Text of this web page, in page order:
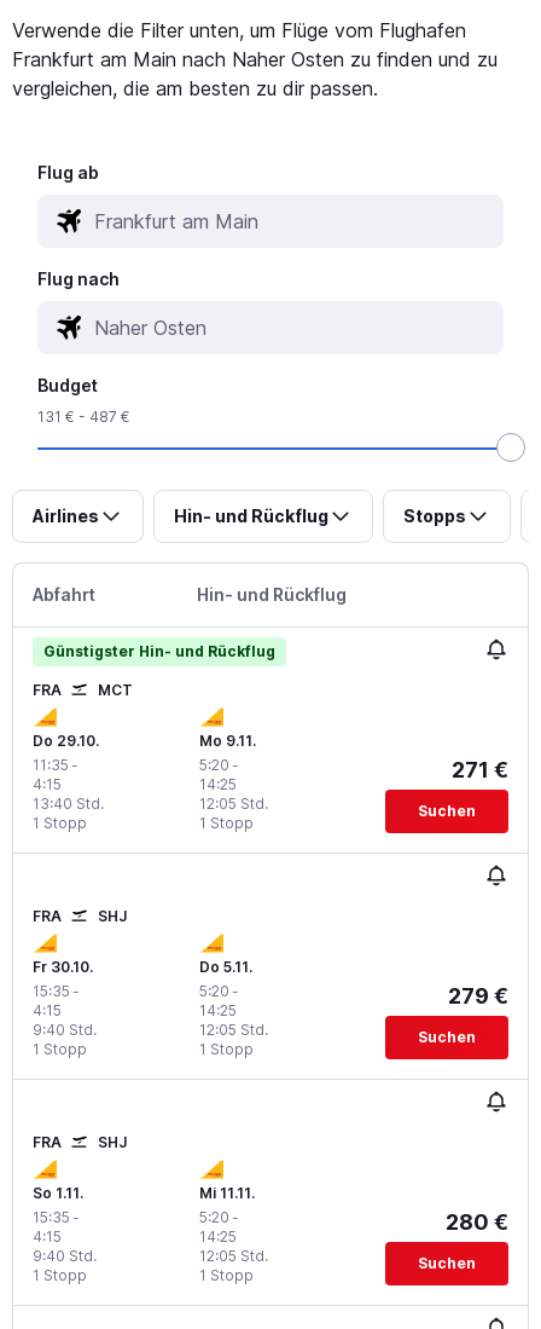
Verwende die Filter unten, um Flüge vom Flughafen
Frankfurt am Main nach Naher Osten zu finden und zu
vergleichen, die am besten zu dir passen.
Flug ab
Flug nach
Budget
131 € - 487 €
Airlines Hin- und Rückflug Stopps
Abfahrt Hin- und Rückflug
Günstigster Hin- und Rückflug
FRA MCT
Do 29.10.
11:35 -
4:15
1 Stopp
13:40 Std.
Mo 9.11.
5:20 -
14:25
1 Stopp
12:05 Std.
271 €
Suchen
FRA SHJ
Fr 30.10.
15:35 -
4:15
1 Stopp
9:40 Std.
Do 5.11.
5:20 -
14:25
1 Stopp
12:05 Std.
279 €
Suchen
FRA SHJ
So 1.11.
15:35 -
4:15
1 Stopp
9:40 Std.
Mi 11.11.
5:20 -
14:25
1 Stopp
12:05 Std.
280 €
Suchen